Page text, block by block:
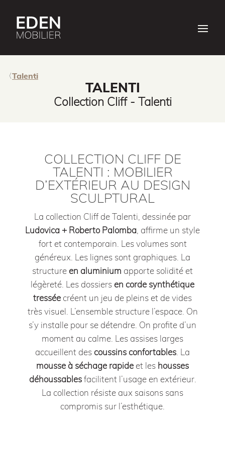
Talenti
TALENTI
Collection Cliff - Talenti
COLLECTION CLIFF DE
TALENTI : MOBILIER
D’EXTÉRIEUR AU DESIGN
SCULPTURAL
La collection Cliff de Talenti, dessinée par
Ludovica + Roberto Palomba , affirme un style
fort et contemporain. Les volumes sont
généreux. Les lignes sont graphiques. La
structure en aluminium apporte solidité et
légèreté. Les dossiers en corde synthétique
tressée créent un jeu de pleins et de vides
très visuel. L’ensemble structure l’espace. On
s’y installe pour se détendre. On profite d’un
moment au calme. Les assises larges
accueillent des coussins confortables . La
mousse à séchage rapide et les housses
déhoussablesfacilitent l’usage en extérieur.
La collection résiste aux saisons sans
compromis sur l’esthétique.